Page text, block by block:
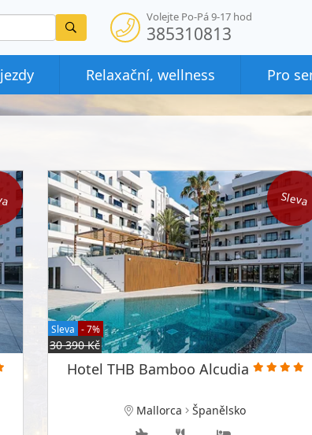
Vyhledat
Volejte Po-Pá 9-17 hod
385310813
Relaxační, wellness Pro
Sleva
Sleva - 7%
30 390 Kč
Hotel THB Bamboo Alcudia
Mallorca Španělsko